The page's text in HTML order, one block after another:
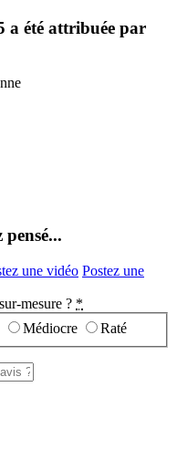
a été attribuée par
pensé...
une vidéo Postez une
mesure ? *
Médiocre Raté